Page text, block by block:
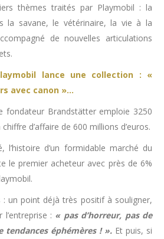
thèmes traités par Playmobil : la
la savane, le vétérinaire, la vie à la
de nouvelles articulations
lance une collection : «
avec canon »…
fondateur Brandstätter emploie 3250
d’affaire de 600 millions d’euros.
l’histoire d’un formidable marché du
le premier acheteur avec près de 6%
: un point déjà très positif à souligner,
: « pas d’horreur, pas de
tendances éphémères ! ». Et puis, si